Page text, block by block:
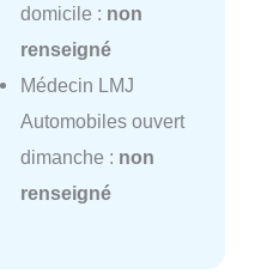
domicile : non
renseigné
Médecin LMJ
Automobiles ouvert
dimanche : non
renseigné